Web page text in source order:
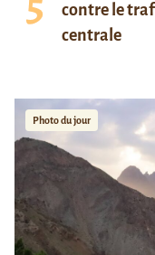
contre le
centrale
Photo du jour